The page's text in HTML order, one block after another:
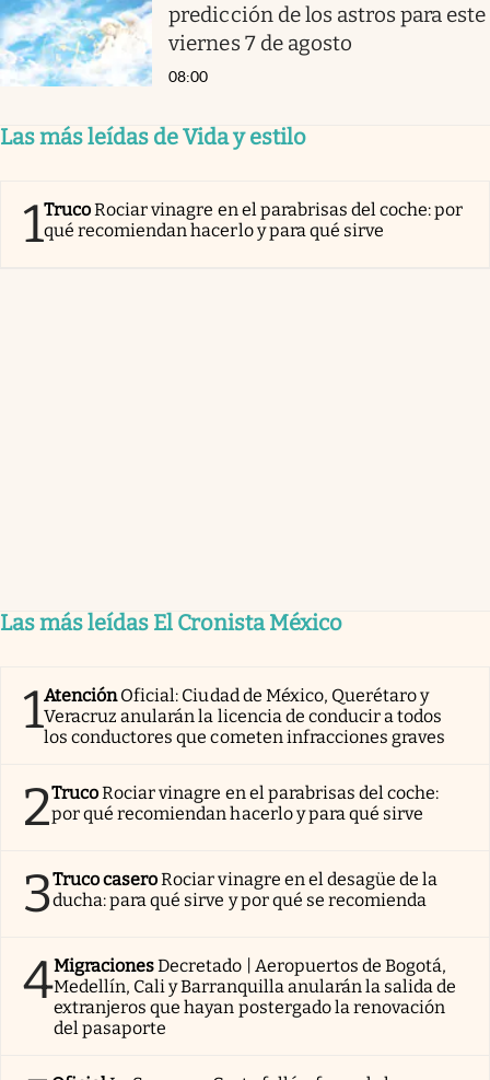
predicción de los astros para este
viernes 7 de agosto
08:00
Las más leídas de Vida y estilo
1TrucoRociar vinagre en el parabrisas del coche: por
qué recomiendan hacerlo y para qué sirve
Las más leídas El Cronista México
1AtenciónOficial: Ciudad de México, Querétaro y
Veracruz anularán la licencia de conducir a todos
los conductores que cometen infracciones graves
2TrucoRociar vinagre en el parabrisas del coche:
por qué recomiendan hacerlo y para qué sirve
3Truco caseroRociar vinagre en el desagüe de la
ducha: para qué sirve y por qué se recomienda
4MigracionesDecretado | Aeropuertos de Bogotá,
Medellín, Cali y Barranquilla anularán la salida de
extranjeros que hayan postergado la renovación
del pasaporte